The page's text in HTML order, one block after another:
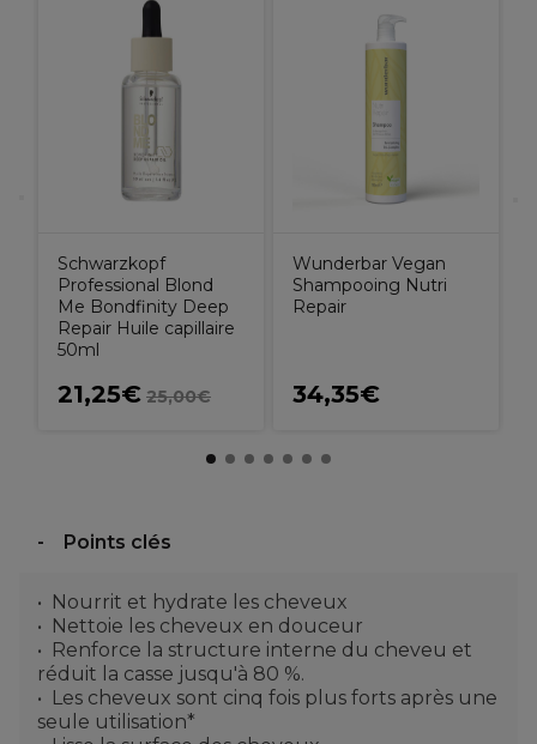
Schwarzkopf
Professional Blond
Me Bondfinity Deep
Repair Huile capillaire
50ml
21,25€ 25,00€
Wunderbar Vegan
Shampooing Nutri
Repair
34,35€
Points clés
Nourrit et hydrate les cheveux
Nettoie les cheveux en douceur
Renforce la structure interne du cheveu et
réduit la casse jusqu'à 80 %.
Les cheveux sont cinq fois plus forts après une
seule utilisation*